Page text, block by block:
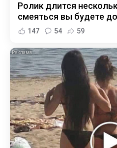
Ролик длится
смеяться вы будете
147 54 59